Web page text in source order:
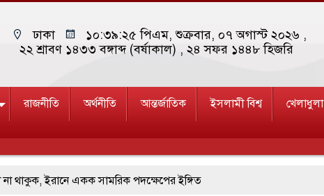
ঢাকা ১০:৩৯:২৬ পিএম, শুক্রবার, ০৭ অগাস্ট ২০২৬ ,
২২ শ্রাবণ ১৪৩৩ বঙ্গাব্দ (বর্ষাকাল) , ২৪ সফর ১৪৪৮ হিজরি
রাজনীতি অর্থনীতি আন্তর্জাতিক ইসলামী বিশ্ব খেলাধুলা
একক সামরিক পদক্ষেপের ইঙ্গিত